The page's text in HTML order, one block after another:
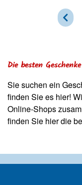
<
Die besten
Sie suchen ein
finden Sie es hier!
Online-Shops
finden Sie hier die